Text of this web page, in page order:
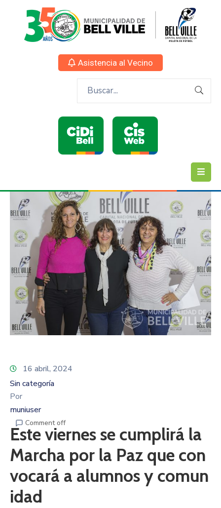
Asistencia al Vecino
16 abril, 2024
Sin categoría
Por
muniuser
Comment off
Este viernes se cumplirá la
Marcha por la Paz que con
vocará a alumnos y comun
idad